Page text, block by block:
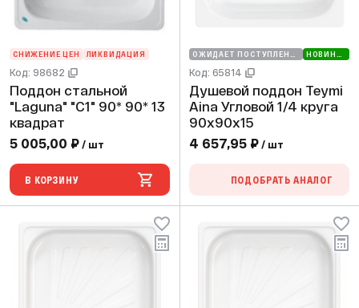
СНИЖЕНИЕ ЦЕН ЛИКВИДАЦИЯ
Код: 98682
Поддон стальной
"Laguna" "C1" 90* 90* 13
квадрат
5 005,00 ₽ / шт
В КОРЗИНУ
Код: 65814
Душевой поддон Teymi
Aina Угловой 1/4 круга
90х90х15
4 657,95 ₽ / шт
ПОДОБРАТЬ АНАЛОГ